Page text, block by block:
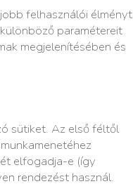
felhasználói élményt
paramétereit
megjelenítésében és
sütiket. Az első féltől
elfogadja-e (így
rendezést használ.